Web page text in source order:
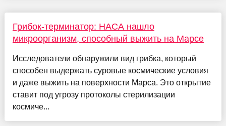
Грибок-терминатор: НАСА нашло
микроорганизм, способный выжить на Марсе
Исследователи обнаружили вид грибка, который
способен выдержать суровые космические условия
и даже выжить на поверхности Марса. Это открытие
ставит под угрозу протоколы стерилизации
космиче...